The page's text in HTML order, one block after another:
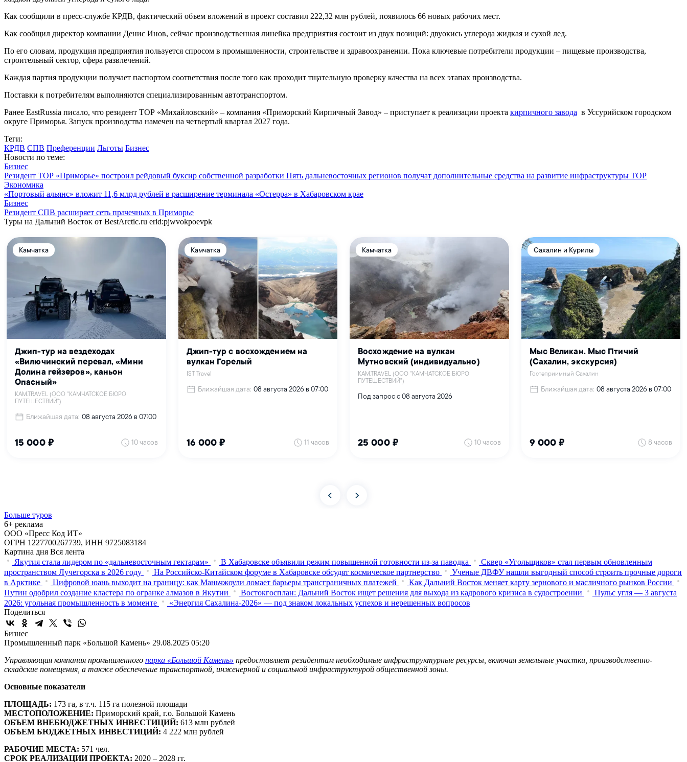
Как сообщили в пресс-службе КРДВ, фактический объем вложений в проект составил 222,32 млн рублей, появилось 66 новых рабочих мест.
Как сообщил директор компании Денис Инов, сейчас производственная линейка предприятия состоит из двух позиций: двуокись углерода жидкая и сухой лед.
По его словам, продукция предприятия пользуется спросом в промышленности, строительстве и здравоохранении. Пока ключевые потребители продукции – пищевые производства,
строительный сектор, сфера развлечений.
Каждая партия продукции получает паспортом соответствия после того как проходит тщательную проверку качества на всех этапах производства.
Поставки к потребителям выполняются специализированным автотранспортом.
Ранее EastRussia писало, что резидент ТОР «Михайловский» – компания «Приморский Кирпичный Завод» – приступает к реализации проекта кирпичного завода в Уссурийском городском
округе Приморья. Запуск производства намечен на четвертый квартал 2027 года.
Теги:
КРДВ СПВ Преференции Льготы Бизнес
Новости по теме:
Бизнес
Резидент ТОР «Приморье» построил рейдовый буксир собственной разработки Пять дальневосточных регионов получат дополнительные средства на развитие инфраструктуры ТОР
Экономика
«Портовый альянс» вложит 11,6 млрд рублей в расширение терминала «Остерра» в Хабаровском крае
Бизнес
Резидент СПВ расширяет сеть прачечных в Приморье
Туры на Дальний Восток от BestArctic.ru erid:pjwvokpoevpk
Больше туров
6+ реклама
ООО «Пресс Код ИТ»
ОГРН 1227700267739, ИНН 9725083184
Картина дня Вся лента
Якутия стала лидером по «дальневосточным гектарам»
В Хабаровске объявили режим повышенной готовности из‑за паводка
Сквер «Угольщиков» стал первым обновленным
пространством Лучегорска в 2026 году
На Российско-Китайском форуме в Хабаровске обсудят космическое партнерство
Ученые ДВФУ нашли выгодный способ строить прочные дороги
в Арктике
Цифровой юань выходит на границу: как Маньчжоули ломает барьеры трансграничных платежей
Как Дальний Восток меняет карту зернового и масличного рынков России
Путин одобрил создание кластера по огранке алмазов в Якутии
Востокгосплан: Дальний Восток ищет решения для выхода из кадрового кризиса в судостроении
Пульс угля — 3 августа
2026: угольная промышленность в моменте
«Энергия Сахалина-2026» — под знаком локальных успехов и нерешенных вопросов
Поделиться
Бизнес
Промышленный парк «Большой Камень» 29.08.2025 05:20
Управляющая компания промышленного парка «Большой Камень» предоставляет резидентам необходимые инфраструктурные ресурсы, включая земельные участки, производственно-
складские помещения, а также обеспечение транспортной, инженерной и социальной инфраструктурой общественной зоны.
Основные показатели
ПЛОЩАДЬ: 173 га, в т.ч. 115 га полезной площади
МЕСТОПОЛОЖЕНИЕ: Приморский край, г.о. Большой Камень
ОБЪЕМ ВНЕБЮДЖЕТНЫХ ИНВЕСТИЦИЙ: 613 млн рублей
ОБЪЕМ БЮДЖЕТНЫХ ИНВЕСТИЦИЙ: 4 222 млн рублей
РАБОЧИЕ МЕСТА: 571 чел.
СРОК РЕАЛИЗАЦИИ ПРОЕКТА: 2020 – 2028 гг.